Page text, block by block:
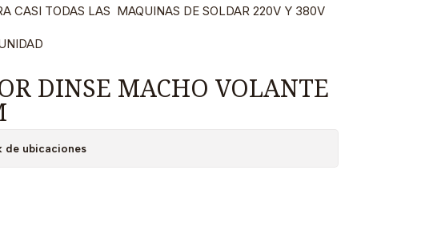
CASI TODAS LAS MAQUINAS DE SOLDAR 220V Y 380V
DINSE MACHO VOLANTE
de ubicaciones